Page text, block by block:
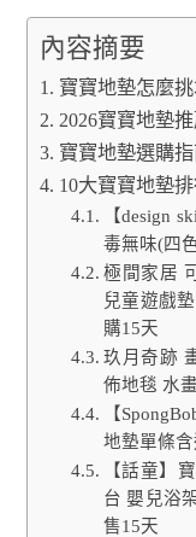
內容摘要
寶寶地墊怎麼
2026寶寶地墊
寶寶地墊選購
10大寶寶地墊
【design
毒無味(四
極間家居
兒童遊戲
購15天
玖月奇跡
佈地毯 水
【
地墊單條
【話童】
台 嬰兒浴
售15天